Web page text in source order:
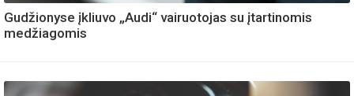
Gudžionyse įkliuvo „Audi“ vairuotojas su įtartinomis
medžiagomis